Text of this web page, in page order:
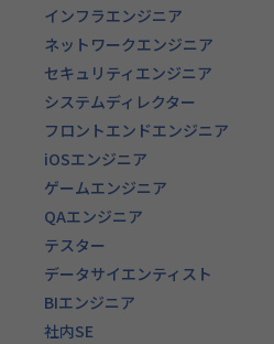
インフラエンジニア
ネットワークエンジニア
セキュリティエンジニア
システムディレクター
フロントエンドエンジニア
iOSエンジニア
ゲームエンジニア
QAエンジニア
テスター
データサイエンティスト
BIエンジニア
社内SE